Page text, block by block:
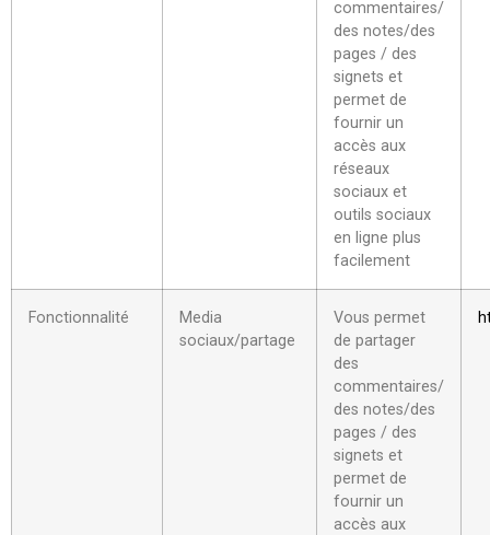
commentaires/
des notes/des
pages / des
signets et
permet de
fournir un
accès aux
réseaux
sociaux et
outils sociaux
en ligne plus
facilement
Fonctionnalité
Media
sociaux/partage
Vous permet
de partager
des
commentaires/
des notes/des
pages / des
signets et
permet de
fournir un
accès aux